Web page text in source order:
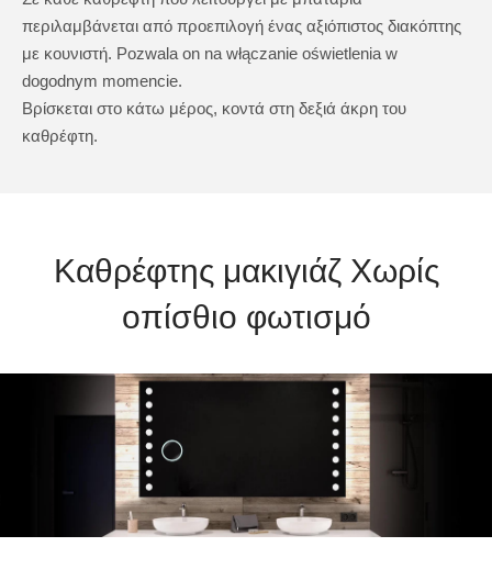
περιλαμβάνεται από προεπιλογή ένας αξιόπιστος διακόπτης
με κουνιστή. Pozwala on na włączanie oświetlenia w
dogodnym momencie.
Βρίσκεται στο κάτω μέρος, κοντά στη δεξιά άκρη του
καθρέφτη.
Καθρέφτης μακιγιάζ Χωρίς
οπίσθιο φωτισμό